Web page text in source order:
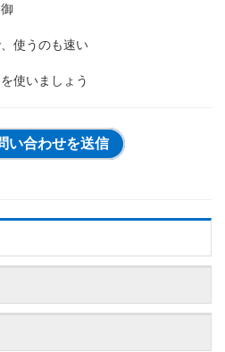
使うのも速い
使いましょう
い合わせを送信